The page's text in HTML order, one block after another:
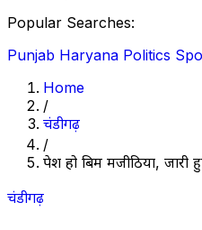
Popular Searches:
Punjab Haryana Politics
Home
/
चंडीगढ़
/
पेश हो बिक्रम मजीठिया,
चंडीगढ़